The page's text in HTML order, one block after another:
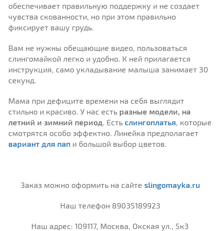
обеспечивает правильную поддержку и не создает
чувства скованности, но при этом правильно
фиксирует вашу грудь.
Вам не нужны обещающие видео, пользоваться
слингомайкой легко и удобно. К ней прилагается
инструкция, само укладывание малыша занимает 30
секунд.
Мама при дефиците времени на себя выглядит
стильно и красиво. У нас есть разные модели, на
летний и зимний период. Есть слингоплатья, которые
смотрятся особо эффектно. Линейка предполагает
вариант для пап и большой выбор цветов.
Заказ можно оформить на сайте slingomayka.ru
Наш телефон 89035189923
Наш адрес: 109117, Москва, Окская ул., 5к3